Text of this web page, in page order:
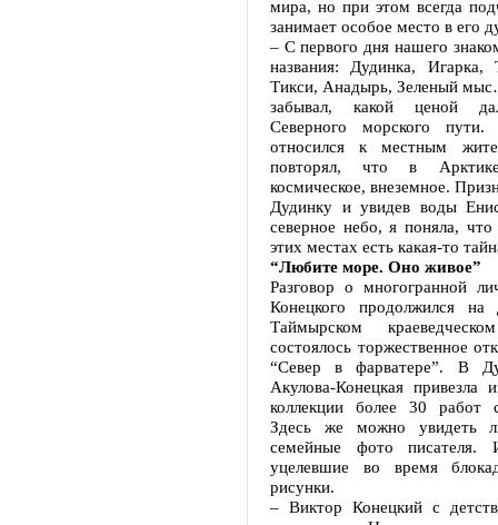
мира, но при этом всегда
занимает особое место в его
– С первого дня нашего
названия: Дудинка,
Тикси, Анадырь, Зеленый
забывал, какой ценой
Северного морского пути.
относился к местным
повторял, что в
космическое, внеземное.
Дудинку и увидев воды
северное небо, я поняла,
этих местах есть какая-то
“Любите море. Оно живое”
Разговор о многогранной
Конецкого продолжился
Таймырском
состоялось торжественное
“Север в фарватере”. В
Акулова-Конецкая привезла
коллекции более 30 работ
Здесь же можно увидеть
семейные фото
уцелевшие во время
рисунки.
– Виктор Конецкий с